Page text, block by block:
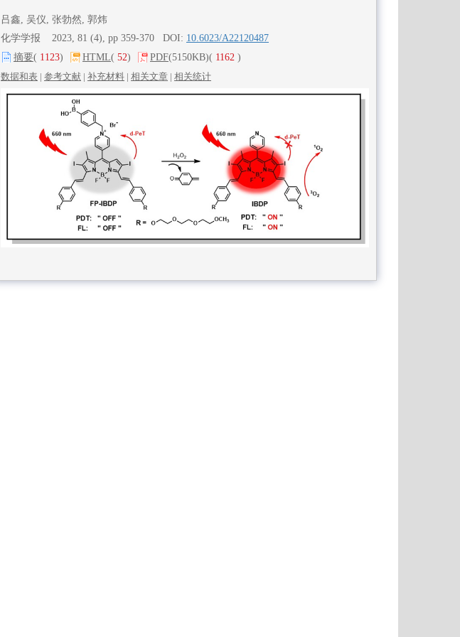
吕鑫, 吴仪, 张勃然, 郭炜
化学学报 2023, 81 (4), pp 359-370 DOI: 10.6023/A22120487
摘要( 1123) HTML( 52) PDF(5150KB)( 1162 )
数据和表 | 参考文献 | 补充材料 | 相关文章 | 相关统计